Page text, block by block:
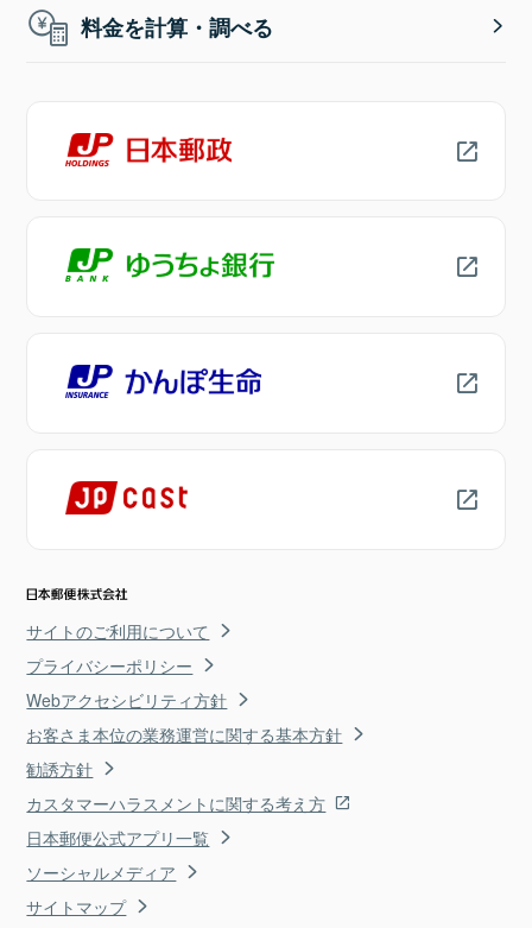
料金を計算・調べる
サイトのご利用について
プライバシーポリシー
Webアクセシビリティ方針
お客さま本位の業務運営に関する基本方針
勧誘方針
カスタマーハラスメントに関する考え方
日本郵便公式アプリ一覧
ソーシャルメディア
サイトマップ